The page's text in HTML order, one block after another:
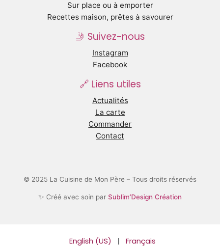
Sur place ou à emporter
Recettes maison, prêtes à savourer
🤳 Suivez-nous
Instagram
Facebook
🔗 Liens utiles
Actualités
La carte
Commander
Contact
© 2025 La Cuisine de Mon Père – Tous droits réservés
✨ Créé avec soin par Sublim’Design Création
English (US) | Français